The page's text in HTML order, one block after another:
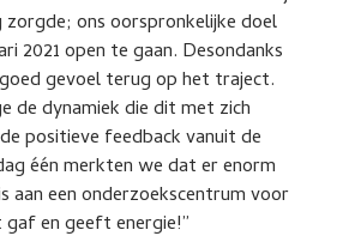
ons oorspronkelijke doel
2021 open te gaan. Desondanks
gevoel terug op het traject.
de dynamiek die dit met zich
positieve feedback vanuit de
één merkten we dat er enorm
aan een onderzoekscentrum voor
en geeft energie!”